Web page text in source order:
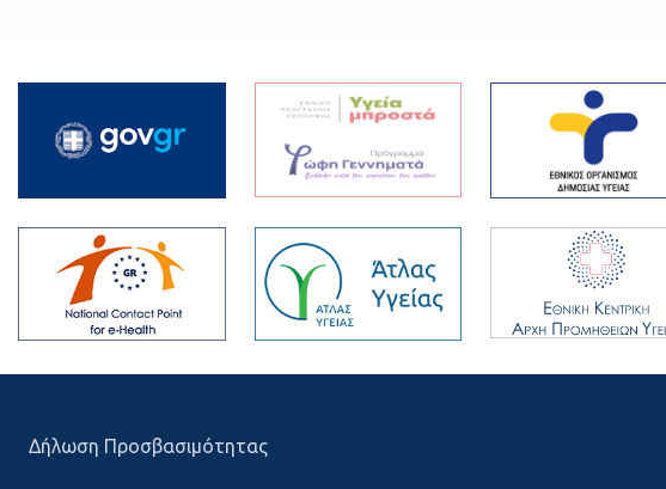
Δήλωση Προσβασιμότητας